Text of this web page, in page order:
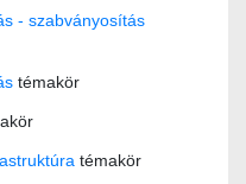
- szabványosítás
témakör
témakör